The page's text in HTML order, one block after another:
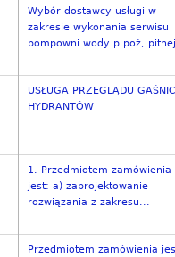
Wybór dostawcy usługi w
zakresie wykonania serwisu
pompowni wody p.poż,
USŁUGA PRZEGLĄDU
HYDRANTÓW
1. Przedmiotem zamówienia
jest: a) zaprojektowanie
rozwiązania z zakresu...
Przedmiotem zamówienia